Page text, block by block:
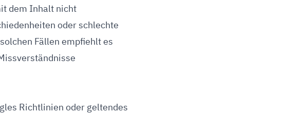
dem Inhalt nicht
oder schlechte
Fällen empfiehlt es
Richtlinien oder geltendes